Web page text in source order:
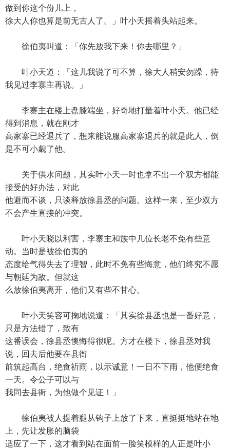
做到你这个份儿上，
徐大人你也算是前无古人了。」叶小天摇着头站起来。
徐伯夷叫道：「你先放我下来！你去哪里？」
叶小天道：「这儿我说了可不算，徐大人稍安勿躁，待
我见过李寨主再说。」
李寨主在楼上盘膝端坐，好奇地打量着叶小天。他已经
得到消息，就在刚才
高家寨已经退兵了，想来能说服高家寨退兵的就是此人，倒
是不可小觑了他。
关于供水问题，其实叶小天一时也拿不出一个双方都能
接受的好办法，对此
他避而不谈，只谈释放徐县丞的问题。这样一来，至少双方
不会产生直接的冲突。
叶小天晓以利害，李寨主和族中几位长老不免有些意
动。当时是被徐伯夷的
态度给气得失去了理智，此时不免有些悔意，他们终究不愿
与朝廷为敌。但就这
么放徐伯夷离开，他们又有些不甘心。
叶小天笑容可掬地说道：「其实徐县丞也是一番好意，
只是方法错了，致有
这番误会，徐县丞懊悔得很呢。方才在楼下，徐县丞对我
说，回去后他要在县衙
前筑起高台，绝食祈雨，以示诚意！一日不下雨，他便绝食
一天。令公子可以与
我同去县衙，为他做个见证！」
徐伯夷被人提着腿从钩子上放了下来，直挺挺地站在地
上，先让发胀的脑袋
适应了一下，这才看到站在面前一脸笑模样的人正是叶小